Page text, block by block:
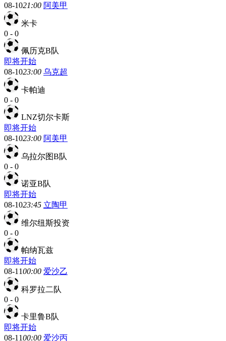
08-1021:00 阿美甲
米卡
0 - 0
佩历克B队
即将开始
08-1023:00 乌克超
卡帕迪
0 - 0
LNZ切尔卡斯
即将开始
08-1023:00 阿美甲
乌拉尔图B队
0 - 0
诺亚B队
即将开始
08-1023:45 立陶甲
维尔纽斯投资
0 - 0
帕纳瓦兹
即将开始
08-1100:00 爱沙乙
科罗拉二队
0 - 0
卡里鲁B队
即将开始
08-1100:00 爱沙丙